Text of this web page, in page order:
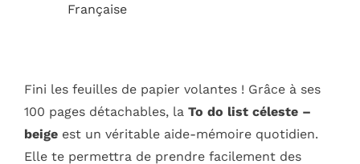
Française
Fini les feuilles de papier volantes ! Grâce à ses
100 pages détachables, la To do list céleste –
beige est un véritable aide-mémoire quotidien.
Elle te permettra de prendre facilement des